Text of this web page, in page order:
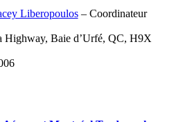
Liberopoulos– Coordinateur
Highway, Baie d’Urfé, QC, H9X